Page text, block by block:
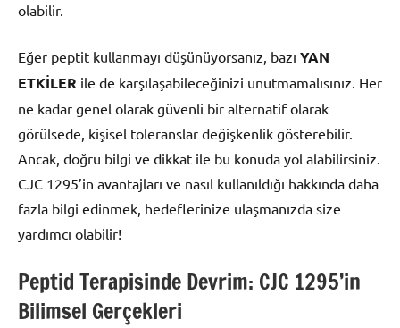
olabilir.
Eğer peptit kullanmayı düşünüyorsanız, bazı YAN
ETKİLER ile de karşılaşabileceğinizi unutmamalısınız. Her
ne kadar genel olarak güvenli bir alternatif olarak
görülsede, kişisel toleranslar değişkenlik gösterebilir.
Ancak, doğru bilgi ve dikkat ile bu konuda yol alabilirsiniz.
CJC 1295’in avantajları ve nasıl kullanıldığı hakkında daha
fazla bilgi edinmek, hedeflerinize ulaşmanızda size
yardımcı olabilir!
Peptid Terapisinde Devrim: CJC 1295’in
Bilimsel Gerçekleri